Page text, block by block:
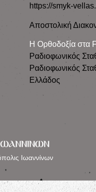
https://smyk-
Αποστολική
Η Ορθοδοξία στα
Ραδιοφωνικός
Ραδιοφωνικός
Ελλάδος
Ιωαννίνων